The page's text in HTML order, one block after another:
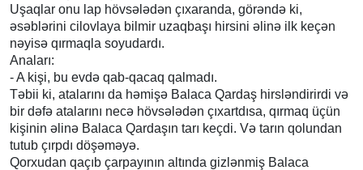
Uşaqlar onu lap hövsələdən çıxaranda, görəndə ki,
əsəblərini cilovlaya bilmir uzaqbaşı hirsini əlinə ilk keçən
nəyisə qırmaqla soyudardı.
Anaları:
- A kişi, bu evdə qab-qacaq qalmadı.
Təbii ki, atalarını da həmişə Balaca Qardaş hirsləndirirdi və
bir dəfə atalarını necə hövsələdən çıxartdısa, qırmaq üçün
kişinin əlinə Balaca Qardaşın tarı keçdi. Və tarın qolundan
tutub çırpdı döşəməyə.
Qorxudan qaçıb çarpayının altında gizlənmiş Balaca